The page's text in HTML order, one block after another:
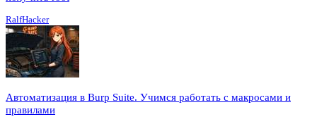
RalfHacker
Автоматизация в Burp Suite. Учимся работать с макросами и
правилами